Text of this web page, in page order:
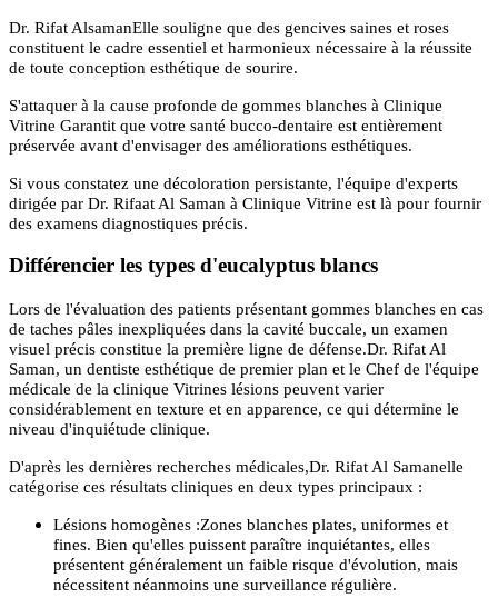
Dr. Rifat AlsamanElle souligne que des gencives saines et roses
constituent le cadre essentiel et harmonieux nécessaire à la réussite
de toute conception esthétique de sourire.
S'attaquer à la cause profonde de gommes blanches à Clinique
Vitrine Garantit que votre santé bucco-dentaire est entièrement
préservée avant d'envisager des améliorations esthétiques.
Si vous constatez une décoloration persistante, l'équipe d'experts
dirigée par Dr. Rifaat Al Saman à Clinique Vitrine est là pour fournir
des examens diagnostiques précis.
Différencier les types d'eucalyptus blancs
Lors de l'évaluation des patients présentant gommes blanches en cas
de taches pâles inexpliquées dans la cavité buccale, un examen
visuel précis constitue la première ligne de défense.Dr. Rifat Al
Saman, un dentiste esthétique de premier plan et le Chef de l'équipe
médicale de la clinique Vitrines lésions peuvent varier
considérablement en texture et en apparence, ce qui détermine le
niveau d'inquiétude clinique.
D'après les dernières recherches médicales,Dr. Rifat Al Samanelle
catégorise ces résultats cliniques en deux types principaux :
Lésions homogènes :Zones blanches plates, uniformes et
fines. Bien qu'elles puissent paraître inquiétantes, elles
présentent généralement un faible risque d'évolution, mais
nécessitent néanmoins une surveillance régulière.